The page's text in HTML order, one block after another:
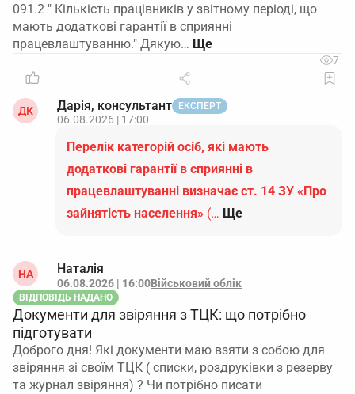
091.2 " Кількість працівників у звітному періоді, що
мають додаткові гарантії в сприянні
працевлаштуванню." Дякую…
7
ДК Дарія, консультант ЕКСПЕРТ
06.08.2026 | 17:00
Перелік категорій осіб, які мають
додаткові гарантії в сприянні в
працевлаштуванні визначає ст. 14 ЗУ «Про
зайнятість населення» (… Ще
НА Наталія
06.08.2026 | 16:00Військовий облік
ВІДПОВІДЬ НАДАНО
Документи для звіряння з ТЦК: що потрібно
підготувати
Доброго дня! Які документи маю взяти з собою для
звіряння зі своїм ТЦК ( списки, роздруківки з резерву
та журнал звіряння) ? Чи потрібно писати